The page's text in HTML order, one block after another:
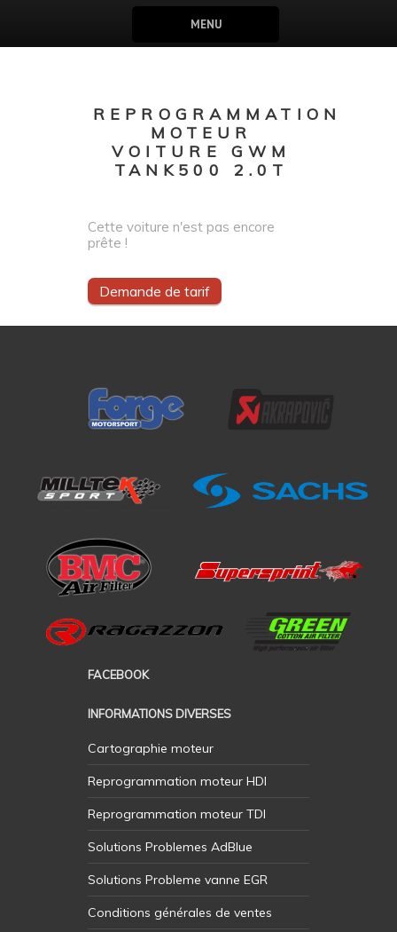
MENU
REPROGRAMMATION
MOTEUR
VOITURE GWM
TANK500 2.0T
Cette voiture n'est pas encore
prête !
Demande de tarif
FACEBOOK
INFORMATIONS DIVERSES
Cartographie moteur
Reprogrammation moteur HDI
Reprogrammation moteur TDI
Solutions Problemes AdBlue
Solutions Probleme vanne EGR
Conditions générales de ventes